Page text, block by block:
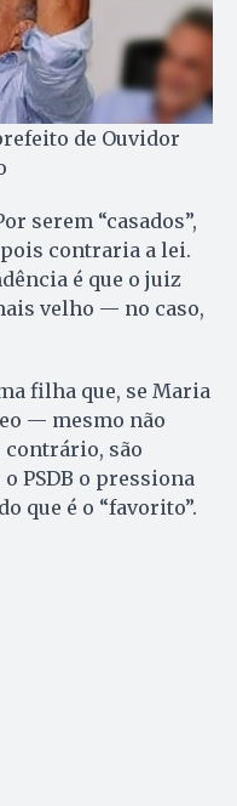
de Ouvidor
serem “casados”,
contraria a lei.
é que o juiz
velho — no caso,
filha que, se Maria
— mesmo não
são
PSDB o pressiona
que é o “favorito”.